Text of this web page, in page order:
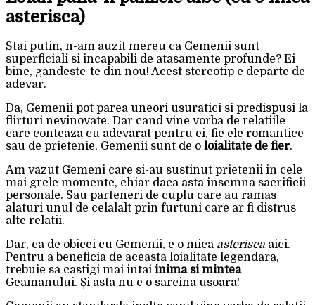
asterisca)
Stai putin, n-am auzit mereu ca Gemenii sunt
superficiali si incapabili de atasamente profunde? Ei
bine, gandeste-te din nou! Acest stereotip e departe de
adevar.
Da, Gemenii pot parea uneori usuratici si predispusi la
flirturi nevinovate. Dar cand vine vorba de relatiile
care conteaza cu adevarat pentru ei, fie ele romantice
sau de prietenie, Gemenii sunt de o loialitate de fier.
Am vazut Gemeni care si-au sustinut prietenii in cele
mai grele momente, chiar daca asta insemna sacrificii
personale. Sau parteneri de cuplu care au ramas
alaturi unul de celalalt prin furtuni care ar fi distrus
alte relatii.
Dar, ca de obicei cu Gemenii, e o mica asterisca aici.
Pentru a beneficia de aceasta loialitate legendara,
trebuie sa castigi mai intai inima si mintea
Geamanului. Și asta nu e o sarcina usoara!